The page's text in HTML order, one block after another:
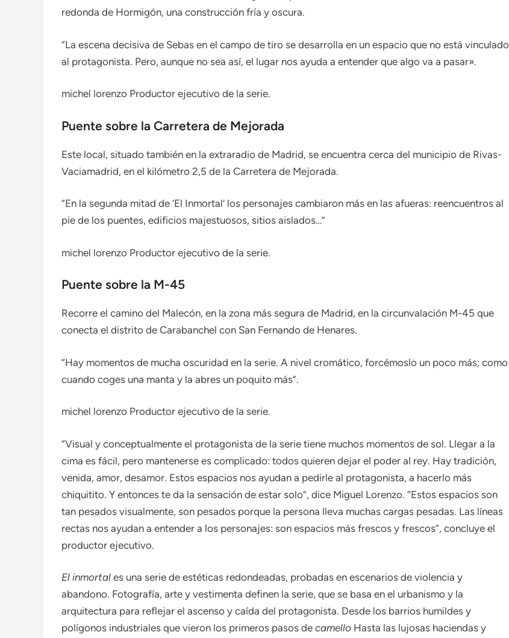
redonda de Hormigón, una construcción fría y oscura.
“La escena decisiva de Sebas en el campo de tiro se desarrolla en un espacio que no está vinculado
al protagonista. Pero, aunque no sea así, el lugar nos ayuda a entender que algo va a pasar».
michel lorenzo Productor ejecutivo de la serie.
Puente sobre la Carretera de Mejorada
Este local, situado también en la extraradio de Madrid, se encuentra cerca del municipio de Rivas-
Vaciamadrid, en el kilómetro 2,5 de la Carretera de Mejorada.
“En la segunda mitad de ‘El Inmortal’ los personajes cambiaron más en las afueras: reencuentros al
pie de los puentes, edificios majestuosos, sitios aislados…”
michel lorenzo Productor ejecutivo de la serie.
Puente sobre la M-45
Recorre el camino del Malecón, en la zona más segura de Madrid, en la circunvalación M-45 que
conecta el distrito de Carabanchel con San Fernando de Henares.
“Hay momentos de mucha oscuridad en la serie. A nivel cromático, forcémoslo un poco más; como
cuando coges una manta y la abres un poquito más”.
michel lorenzo Productor ejecutivo de la serie.
“Visual y conceptualmente el protagonista de la serie tiene muchos momentos de sol. Llegar a la
cima es fácil, pero mantenerse es complicado: todos quieren dejar el poder al rey. Hay tradición,
venida, amor, desamor. Estos espacios nos ayudan a pedirle al protagonista, a hacerlo más
chiquitito. Y entonces te da la sensación de estar solo”, dice Miguel Lorenzo. “Estos espacios son
tan pesados ​​visualmente, son pesados ​​porque la persona lleva muchas cargas pesadas. Las líneas
rectas nos ayudan a entender a los personajes: son espacios más frescos y frescos”, concluye el
productor ejecutivo.
El inmortal es una serie de estéticas redondeadas, probadas en escenarios de violencia y
abandono. Fotografía, arte y vestimenta definen la serie, que se basa en el urbanismo y la
arquitectura para reflejar el ascenso y caída del protagonista. Desde los barrios humildes y
polígonos industriales que vieron los primeros pasos de camello Hasta las lujosas haciendas y